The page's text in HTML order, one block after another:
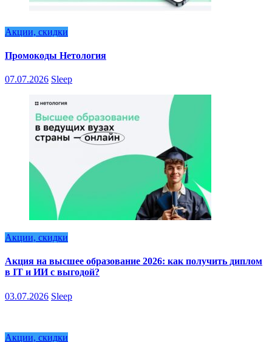
Акции, скидки
Промокоды Нетология
07.07.2026 Sleep
Акции, скидки
Акция на высшее образование 2026: как получить диплом
в IT и ИИ с выгодой?
03.07.2026 Sleep
Акции, скидки